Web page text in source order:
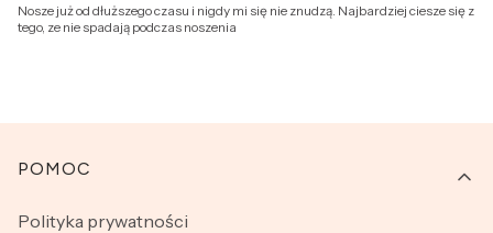
Nosze już od dłuższego czasu i nigdy mi się nie znudzą. Najbardziej ciesze się z
tego, ze nie spadają podczas noszenia
Linki w stopce
POMOC
Polityka prywatności